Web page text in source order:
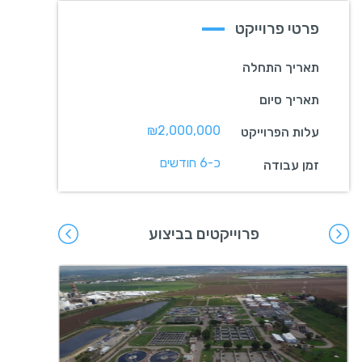
פרטי פרוייקט
תאריך התחלה
תאריך סיום
עלות הפרוייקט
זמן עבודה
₪2,000,000
כ-6 חודשים
פרוייקטים בביצוע